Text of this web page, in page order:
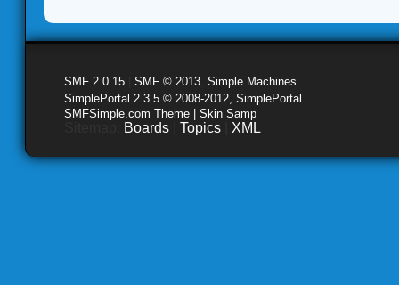
SMF 2.0.15 SMF © 2013 Simple Machines
SimplePortal 2.3.5 © 2008-2012, SimplePortal
SMFSimple.com Theme | Skin Samp
Boards Topics XML